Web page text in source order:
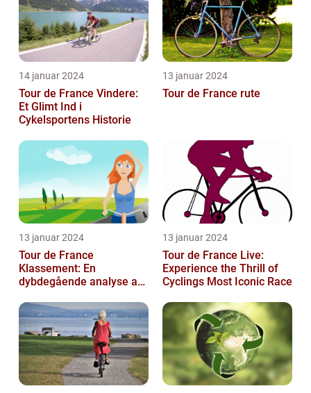
14 januar 2024
Tour de France Vindere:
Et Glimt Ind i
Cykelsportens Historie
13 januar 2024
Tour de France rute
13 januar 2024
Tour de France
Klassement: En
dybdegående analyse af
13 januar 2024
Tour de France Live:
Experience the Thrill of
Cyclings Most Iconic Race